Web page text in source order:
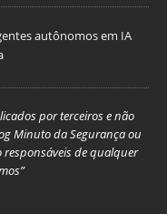
autônomos em IA
por terceiros e não
Minuto da Segurança ou
responsáveis de qualquer